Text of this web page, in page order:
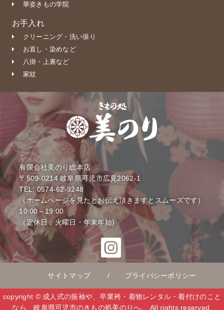
華姿きもの学院
お手入れ
クリーニング・洗い張り
お直し・染めなど
八掛・上裏など
家紋
有限会社美のり総本店
〒509-0214 岐阜県可児市広見2062-1
TEL: 0574-62-9248
（ホームページを見たとお伝え頂きますとスムーズです）
10:00～19:00
（定休日：火曜日・年末年始)
サイトマップ プライバシーポリシー
copyright © 成人式の振袖や、卒業袴・着物レンタル・着付けのこと
なら、岐阜県可児市のきもの処美のりへ。 All rights reserved.